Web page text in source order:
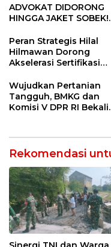
ADVOKAT DIDORONG
HINGGA JAKET SOBEK!
Ngamuk Kepung
Pekanbaru!
Peran Strategis Hilal
Hilmawan Dorong
Akselerasi Sertifikasi
Entaskan Kemiskinan di
Indramayu
Wujudkan Pertanian
Tangguh, BMKG dan
Komisi V DPR RI Bekali
Rekomendasi